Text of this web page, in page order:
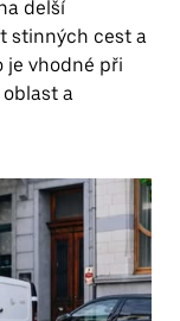
delší
stinných cest a
je vhodné při
a